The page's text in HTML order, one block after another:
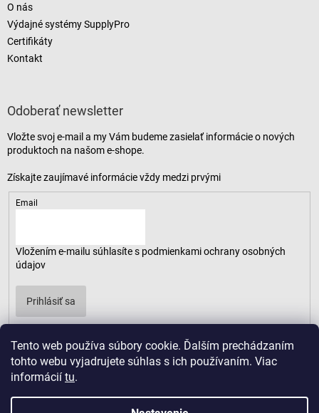
Tento web používa súbory cookie. Ďalším prechádzaním
tohto webu vyjadrujete súhlas s ich používaním. Viac
informácií tu.
O nás
Výdajné systémy SupplyPro
Certifikáty
Kontakt
Odoberať newsletter
Vložte svoj e-mail a my Vám budeme zasielať informácie o nových
produktoch na našom e-shope.
Email
Vložením e-mailu súhlasíte s podmienkami ochrany osobných
údajov
Prihlásiť sa